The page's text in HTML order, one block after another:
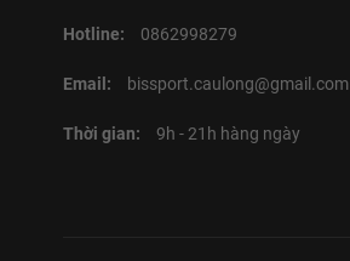
Hotline: 0862998279
Email: bissport.caulong@gmail.com
Thời gian: 9h - 21h hàng ngày